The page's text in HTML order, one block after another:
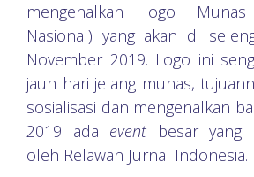
mengenalkan logo Munas
Nasional) yang akan di
November 2019. Logo ini
jauh hari jelang munas,
sosialisasi dan mengenalkan
2019 ada event besar yang
oleh Relawan Jurnal Indonesia.